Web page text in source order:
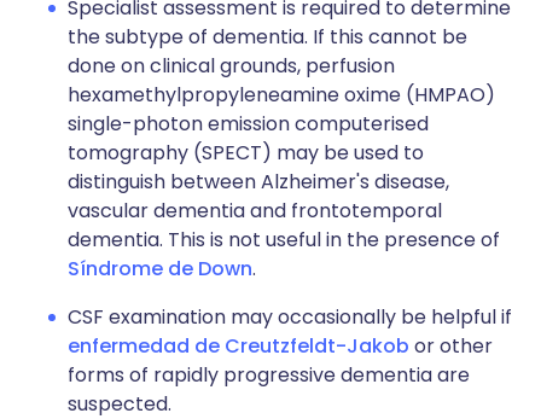
Specialist assessment is required to determine
the subtype of dementia. If this cannot be
done on clinical grounds, perfusion
hexamethylpropyleneamine oxime (HMPAO)
single-photon emission computerised
tomography (SPECT) may be used to
distinguish between Alzheimer's disease,
vascular dementia and frontotemporal
dementia. This is not useful in the presence of
Síndrome de Down.
CSF examination may occasionally be helpful if
enfermedad de Creutzfeldt-Jakob or other
forms of rapidly progressive dementia are
suspected.